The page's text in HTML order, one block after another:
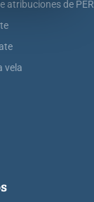
atribuciones de PER
vela